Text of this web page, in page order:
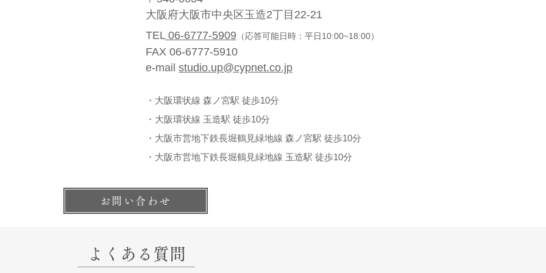
大阪府大阪市中央区玉造2丁目22-21
TEL06-6777-5909 （応答可能日時：平日10:00~18:00）
FAX 06-6777-5910
e-mail studio.up@cypnet.co.jp
・大阪環状線 森ノ宮駅 徒歩10分
・大阪環状線 玉造駅 徒歩10分
・大阪市営地下鉄長堀鶴見緑地線 森ノ宮駅 徒歩10分
・大阪市営地下鉄長堀鶴見緑地線 玉造駅 徒歩10分
お問い合わせ
よくある質問